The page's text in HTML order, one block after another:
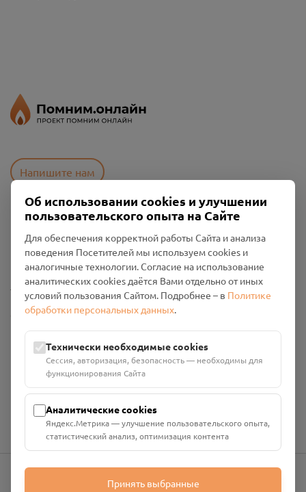
Напишите нам
Политика конфиденциальности
Промо-материалы
Настройки cookies
Общество с ограниченной ответственностью «Смоленский
Проект Помним»
ИНН: 6700029207 ОГРН: 1256700001986
Юридический адрес: 216790, Смоленская область, р-н
Руднянский, г. Рудня, улица Западная, д. 26А, пом. 18
Номер счёта: 40702810901130004287 в АО "АЛЬФА-БАНК"
Об использовании cookies и улучшении
пользовательского опыта на Сайте
Для обеспечения корректной работы Сайта и анализа
поведения Посетителей мы используем cookies и
аналогичные технологии. Согласие на использование
аналитических cookies даётся Вами отдельно от иных
условий пользования Сайтом. Подробнее – в Политике
обработки персональных данных.
Технически необходимые cookies
Сессия, авторизация, безопасность — необходимы для
функционирования Сайта
Аналитические cookies
Яндекс.Метрика — улучшение пользовательского опыта,
статистический анализ, оптимизация контента
Принять выбранные